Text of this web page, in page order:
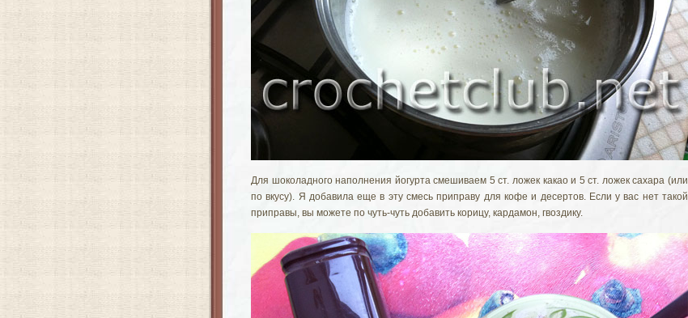
Для шоколадного наполнения йогурта смешиваем 5 ст. ложек какао и 5 ст. ложек сахара (или
по вкусу). Я добавила еще в эту смесь приправу для кофе и десертов. Если у вас нет такой
приправы, вы можете по чуть-чуть добавить корицу, кардамон, гвоздику.